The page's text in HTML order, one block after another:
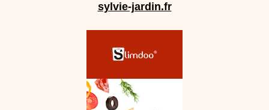
sylvie-jardin.fr